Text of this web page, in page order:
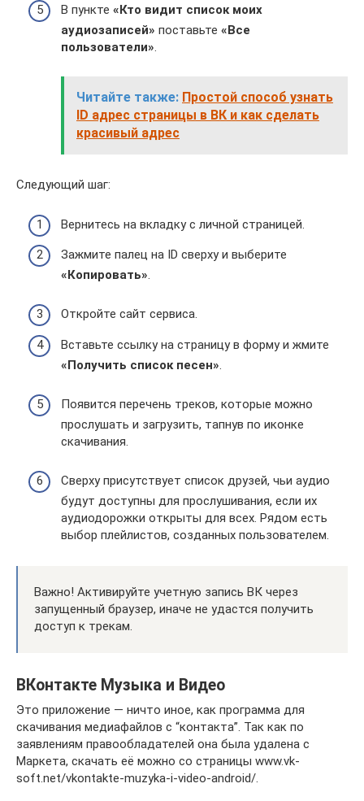
В пункте «Кто видит список моих
аудиозаписей» поставьте «Все
пользователи».
Читайте также: Простой способ узнать
ID адрес страницы в ВК и как сделать
красивый адрес
Следующий шаг:
Вернитесь на вкладку с личной страницей.
Зажмите палец на ID сверху и выберите
«Копировать».
Откройте сайт сервиса.
Вставьте ссылку на страницу в форму и жмите
«Получить список песен»
Появится перечень треков, которые можно
прослушать и загрузить, тапнув по иконке
скачивания.
Сверху присутствует список друзей, чьи аудио
будут доступны для прослушивания, если их
аудиодорожки открыты для всех. Рядом есть
выбор плейлистов, созданных пользователем.
Важно! Активируйте учетную запись ВК через
запущенный браузер, иначе не удастся получить
доступ к трекам.
ВКонтакте Музыка и Видео
Это приложение — ничто иное, как программа для
скачивания медиафайлов с “контакта”. Так как по
заявлениям правообладателей она была удалена с
Маркета, скачать её можно со страницы www.vk-
soft.net/vkontakte-muzyka-i-video-android/.